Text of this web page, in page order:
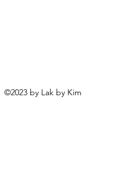
©2023 by Lak by Kim